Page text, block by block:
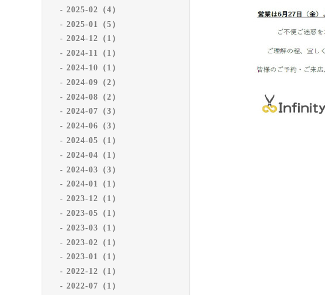
2025-02（4）
2025-01（5）
2024-12（1）
2024-11（1）
2024-10（1）
2024-09（2）
2024-08（2）
2024-07（3）
2024-06（3）
2024-05（1）
2024-04（1）
2024-03（3）
2024-01（1）
2023-12（1）
2023-05（1）
2023-03（1）
2023-02（1）
2023-01（1）
2022-12（1）
2022-07（1）